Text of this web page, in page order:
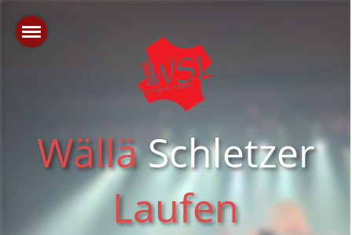
WälläSchletzer
Laufen